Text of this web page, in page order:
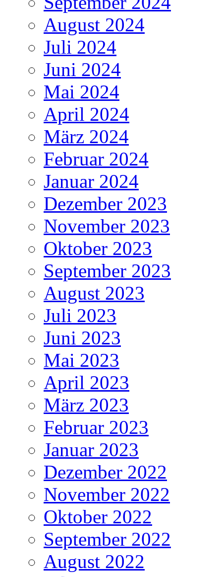
August 2024
Juli 2024
Juni 2024
Mai 2024
April 2024
März 2024
Februar 2024
Januar 2024
Dezember 2023
November 2023
Oktober 2023
September 2023
August 2023
Juli 2023
Juni 2023
Mai 2023
April 2023
März 2023
Februar 2023
Januar 2023
Dezember 2022
November 2022
Oktober 2022
September 2022
August 2022